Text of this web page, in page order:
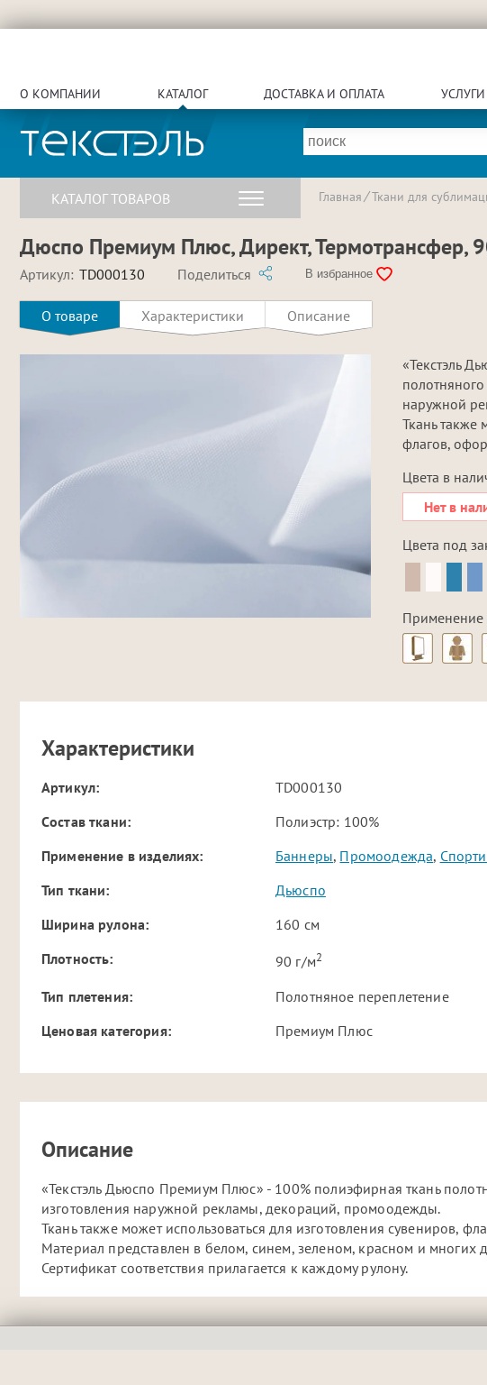
О КОМПАНИИ КАТАЛОГ ДОСТАВКА И ОПЛАТА УСЛУГИ
КАТАЛОГ ТОВАРОВ Главная Ткани для
Дюспо Премиум Плюс, Директ, Термотрансфер,
Артикул: TD000130 Поделиться В избранное
О товаре Характеристики Описание
«Текстэль
наружной
Ткань также
флагов,
Цвета в
Нет в
Цвета под
Применение
Характеристики
Артикул:
TD000130
Cостав ткани:
Полиэстр: 100%
Применение в изделиях:
Баннеры, Промоодежда,
Тип ткани:
Дьюспо
Ширина рулона:
160 см
Плотность:
90 г/м2
Тип плетения:
Полотняное переплетение
Ценовая категория:
Премиум Плюс
Описание
«Текстэль Дьюспо Премиум Плюс» - 100% полиэфирная ткань
изготовления наружной рекламы, декораций, промоодежды.
Ткань также может использоваться для изготовления сувениров,
Материал представлен в белом, синем, зеленом, красном и многих
Сертификат соответствия прилагается к каждому рулону.